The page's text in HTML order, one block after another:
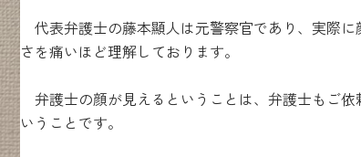
代表弁護士の藤本顯人は元警察官であり、実際
さを痛いほど理解しております。
弁護士の顔が見えるということは、弁護士もご依
いうことです。